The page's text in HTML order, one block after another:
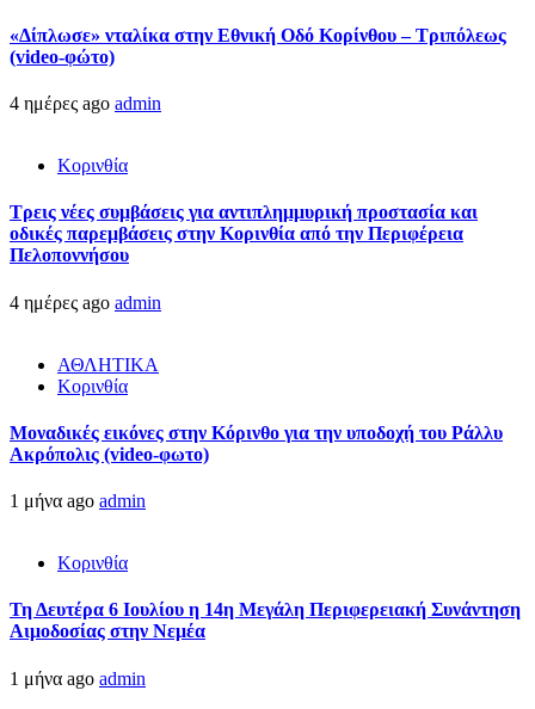
«Δίπλωσε» νταλίκα στην Εθνική Oδό Κορίνθου – Τριπόλεως
(video-φώτο)
4 ημέρες ago admin
Κορινθία
Τρεις νέες συμβάσεις για αντιπλημμυρική προστασία και
οδικές παρεμβάσεις στην Κορινθία από την Περιφέρεια
Πελοποννήσου
4 ημέρες ago admin
ΑΘΛΗΤΙΚΑ
Κορινθία
Μοναδικές εικόνες στην Κόρινθο για την υποδοχή του Ράλλυ
Ακρόπολις (video-φωτο)
1 μήνα ago admin
Κορινθία
Τη Δευτέρα 6 Ιουλίου η 14η Μεγάλη Περιφερειακή Συνάντηση
Αιμοδοσίας στην Νεμέα
1 μήνα ago admin